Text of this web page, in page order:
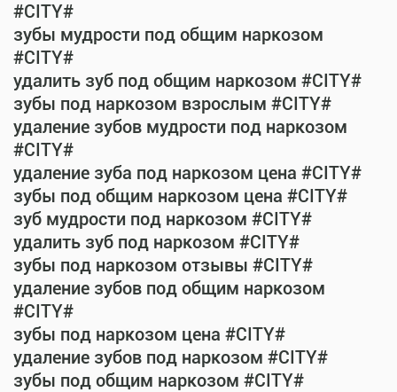
#CITY#
зубы мудрости под общим наркозом
#CITY#
удалить зуб под общим наркозом #CITY#
зубы под наркозом взрослым #CITY#
удаление зубов мудрости под наркозом
#CITY#
удаление зуба под наркозом цена #CITY#
зубы под общим наркозом цена #CITY#
зуб мудрости под наркозом #CITY#
удалить зуб под наркозом #CITY#
зубы под наркозом отзывы #CITY#
удаление зубов под общим наркозом
#CITY#
зубы под наркозом цена #CITY#
удаление зубов под наркозом #CITY#
зубы под общим наркозом #CITY#